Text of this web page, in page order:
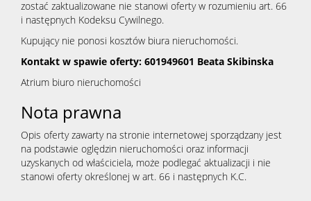
zostać zaktualizowane nie stanowi oferty w rozumieniu art. 66
i następnych Kodeksu Cywilnego.
Kupujący nie ponosi kosztów biura nieruchomości.
Kontakt w spawie oferty: 601949601 Beata Skibinska
Atrium biuro nieruchomości
Nota prawna
Opis oferty zawarty na stronie internetowej sporządzany jest
na podstawie oględzin nieruchomości oraz informacji
uzyskanych od właściciela, może podlegać aktualizacji i nie
stanowi oferty określonej w art. 66 i następnych K.C.